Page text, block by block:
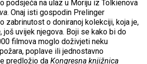
podsjeća na ulaz u Moriju iz Tolkienova
. Onaj isti gospodin Prelinger
zabrinutost o doniranoj kolekciji, koja je,
, još uvijek njegova. Boji se kako bi do
filmova moglo doživjeti neku
poplave ili jednostavno
predložio da Kongresna knjižnica